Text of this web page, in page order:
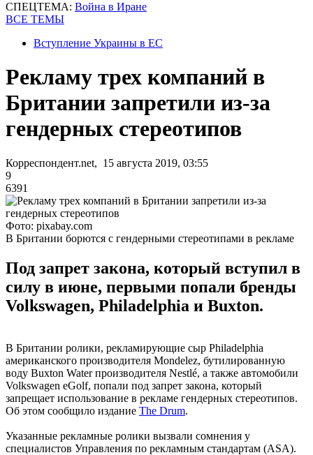
СПЕЦТЕМА: Война в Иране
ВСЕ ТЕМЫ
Вступление Украины в ЕС
Рекламу трех компаний в
Британии запретили из-за
гендерных стереотипов
Корреспондент.net, 15 августа 2019, 03:55
9
6391
Фото: pixabay.com
В Британии борются с гендерными стереотипами в рекламе
Под запрет закона, который вступил в
силу в июне, первыми попали бренды
Volkswagen, Philadelphia и Buxton.
В Британии ролики, рекламирующие сыр Philadelphia
американского производителя Mondelez, бутилированную
воду Buxton Water производителя Nestlé, а также автомобили
Volkswagen eGolf, попали под запрет закона, который
запрещает использование в рекламе гендерных стереотипов.
Об этом сообщило издание The Drum.
Указанные рекламные ролики вызвали сомнения у
специалистов Управления по рекламным стандартам (ASA).